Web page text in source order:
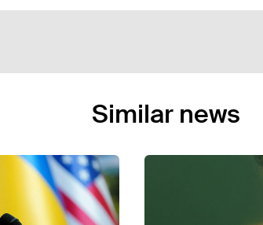
Similar news